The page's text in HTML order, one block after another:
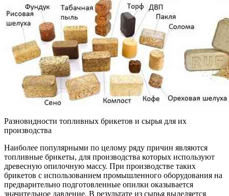
Разновидности топливных брикетов и сырья для их
производства
Наиболее популярными по целому ряду причин являются
топливные брикеты, для производства которых используют
древесную опилочную массу. При производстве таких
брикетов с использованием промышленного оборудования на
предварительно подготовленные опилки оказывается
значительное давление. В результате из сырья выделяется